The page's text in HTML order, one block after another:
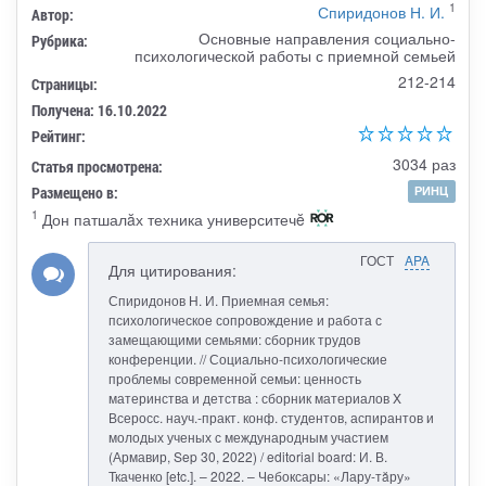
Автор: Спиридонов Н. И. 1
Рубрика:
Основные направления социально-
психологической работы с приемной семьей
Страницы: 212-214
Получена: 16.10.2022
Рейтинг:
Статья просмотрена:
3034 раз
Размещено в:
РИНЦ
1 Дон патшалăх техника университечĕ
ГОСТ APA
Для цитирования:
Спиридонов Н. И. Приемная семья:
психологическое сопровождение и работа с
замещающими семьями: сборник трудов
конференции. // Социально-психологические
проблемы современной семьи: ценность
материнства и детства : сборник материалов X
Всеросс. науч.-практ. конф. студентов, аспирантов и
молодых ученых с международным участием
(Армавир, Sep 30, 2022) / editorial board: И. В.
Ткаченко [etc.]. – 2022. – Чебоксары: «Лару-тăру»